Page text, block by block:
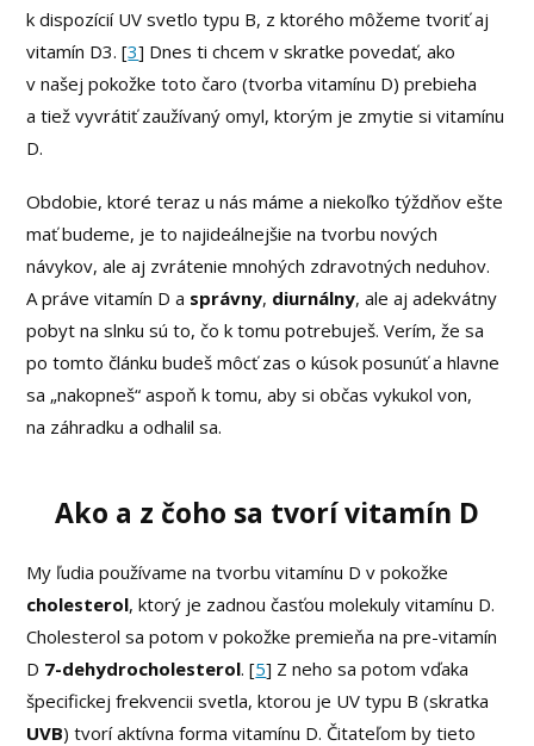
k dispozícií UV svetlo typu B, z ktorého môžeme tvoriť aj
vitamín D3. [3] Dnes ti chcem v skratke povedať, ako
v našej pokožke toto čaro (tvorba vitamínu D) prebieha
a tiež vyvrátiť zaužívaný omyl, ktorým je zmytie si vitamínu
D.
Obdobie, ktoré teraz u nás máme a niekoľko týždňov ešte
mať budeme, je to najideálnejšie na tvorbu nových
návykov, ale aj zvrátenie mnohých zdravotných neduhov.
A práve vitamín D a správny, diurnálny, ale aj adekvátny
pobyt na slnku sú to, čo k tomu potrebuješ. Verím, že sa
po tomto článku budeš môcť zas o kúsok posunúť a hlavne
sa „nakopneš“ aspoň k tomu, aby si občas vykukol von,
na záhradku a odhalil sa.
Ako a z čoho sa tvorí vitamín D
My ľudia používame na tvorbu vitamínu D v pokožke
cholesterol, ktorý je zadnou časťou molekuly vitamínu D.
Cholesterol sa potom v pokožke premieňa na pre-vitamín
D 7-dehydrocholesterol. [5] Z neho sa potom vďaka
špecifickej frekvencii svetla, ktorou je UV typu B (skratka
UVB) tvorí aktívna forma vitamínu D. Čitateľom by tieto